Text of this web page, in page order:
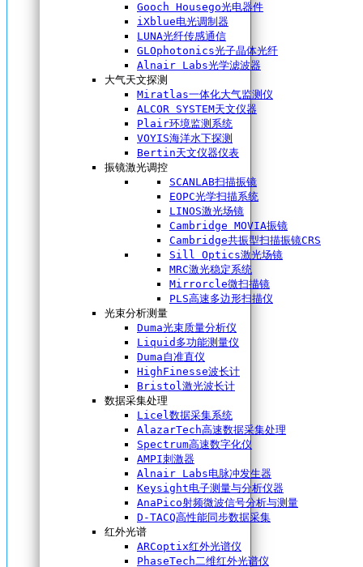
Gooch Housego光电器件
iXblue电光调制器
LUNA光纤传感通信
GLOphotonics光子晶体光纤
Alnair Labs光学滤波器
大气天文探测
Miratlas一体化大气监测仪
ALCOR SYSTEM天文仪器
Plair环境监测系统
VOYIS海洋水下探测
Bertin天文仪器仪表
振镜激光调控
SCANLAB扫描振镜
EOPC光学扫描系统
LINOS激光场镜
Cambridge MOVIA振镜
Cambridge共振型扫描振镜CRS
Sill Optics激光场镜
MRC激光稳定系统
Mirrorcle微扫描镜
PLS高速多边形扫描仪
光束分析测量
Duma光束质量分析仪
Liquid多功能测量仪
Duma自准直仪
HighFinesse波长计
Bristol激光波长计
数据采集处理
Licel数据采集系统
AlazarTech高速数据采集处理
Spectrum高速数字化仪
AMPI刺激器
Alnair Labs电脉冲发生器
Keysight电子测量与分析仪器
AnaPico射频微波信号分析与测量
D-TACQ高性能同步数据采集
红外光谱
ARCoptix红外光谱仪
PhaseTech二维红外光谱仪